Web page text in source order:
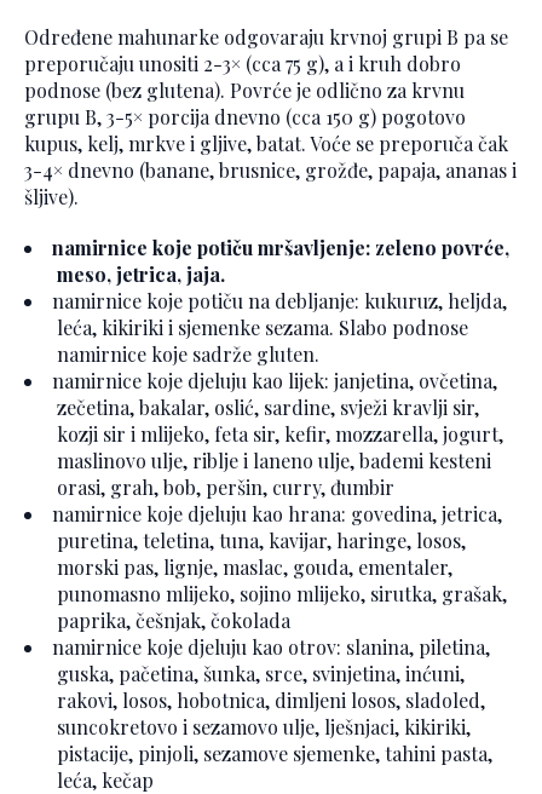
Određene mahunarke odgovaraju krvnoj grupi B pa se
preporučaju unositi 2-3× (cca 75 g), a i kruh dobro
podnose (bez glutena). Povrće je odlično za krvnu
grupu B, 3-5× porcija dnevno (cca 150 g) pogotovo
kupus, kelj, mrkve i gljive, batat. Voće se preporuča čak
3-4× dnevno (banane, brusnice, grožđe, papaja, ananas i
šljive).
namirnice koje potiču mršavljenje: zeleno povrće,
meso, jetrica, jaja.
namirnice koje potiču na debljanje: kukuruz, heljda,
leća, kikiriki i sjemenke sezama. Slabo podnose
namirnice koje sadrže gluten.
namirnice koje djeluju kao lijek: janjetina, ovčetina,
zečetina, bakalar, oslić, sardine, svježi kravlji sir,
kozji sir i mlijeko, feta sir, kefir, mozzarella, jogurt,
maslinovo ulje, riblje i laneno ulje, bademi kesteni
orasi, grah, bob, peršin, curry, đumbir
namirnice koje djeluju kao hrana: govedina, jetrica,
puretina, teletina, tuna, kavijar, haringe, losos,
morski pas, lignje, maslac, gouda, ementaler,
punomasno mlijeko, sojino mlijeko, sirutka, grašak,
paprika, češnjak, čokolada
namirnice koje djeluju kao otrov: slanina, piletina,
guska, pačetina, šunka, srce, svinjetina, inćuni,
rakovi, losos, hobotnica, dimljeni losos, sladoled,
suncokretovo i sezamovo ulje, lješnjaci, kikiriki,
pistacije, pinjoli, sezamove sjemenke, tahini pasta,
leća, kečap